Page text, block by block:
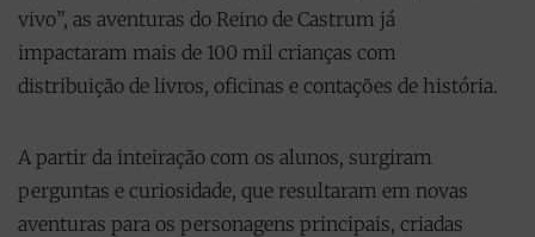
vivo”, as aventuras do Reino de Castrum já
impactaram mais de 100 mil crianças com
distribuição de livros, oficinas e contações de história.
A partir da inteiração com os alunos, surgiram
perguntas e curiosidade, que resultaram em novas
aventuras para os personagens principais, criadas